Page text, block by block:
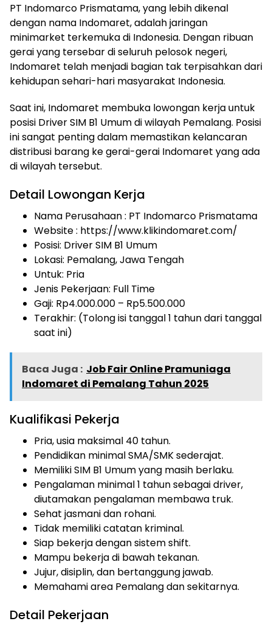
PT Indomarco Prismatama, yang lebih dikenal
dengan nama Indomaret, adalah jaringan
minimarket terkemuka di Indonesia. Dengan ribuan
gerai yang tersebar di seluruh pelosok negeri,
Indomaret telah menjadi bagian tak terpisahkan dari
kehidupan sehari-hari masyarakat Indonesia.
Saat ini, Indomaret membuka lowongan kerja untuk
posisi Driver SIM B1 Umum di wilayah Pemalang. Posisi
ini sangat penting dalam memastikan kelancaran
distribusi barang ke gerai-gerai Indomaret yang ada
di wilayah tersebut.
Detail Lowongan Kerja
Nama Perusahaan : PT Indomarco Prismatama
Website : https://www.klikindomaret.com/
Posisi: Driver SIM B1 Umum
Lokasi: Pemalang, Jawa Tengah
Untuk: Pria
Jenis Pekerjaan: Full Time
Gaji: Rp4.000.000 – Rp5.500.000
Terakhir: (Tolong isi tanggal 1 tahun dari tanggal
saat ini)
Baca Juga : Job Fair Online Pramuniaga
Indomaret di Pemalang Tahun 2025
Kualifikasi Pekerja
Pria, usia maksimal 40 tahun.
Pendidikan minimal SMA/SMK sederajat.
Memiliki SIM B1 Umum yang masih berlaku.
Pengalaman minimal 1 tahun sebagai driver,
diutamakan pengalaman membawa truk.
Sehat jasmani dan rohani.
Tidak memiliki catatan kriminal.
Siap bekerja dengan sistem shift.
Mampu bekerja di bawah tekanan.
Jujur, disiplin, dan bertanggung jawab.
Memahami area Pemalang dan sekitarnya.
Detail Pekerjaan